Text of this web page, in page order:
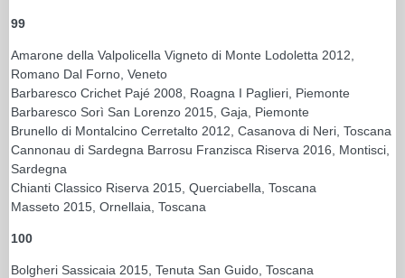
99
Amarone della Valpolicella Vigneto di Monte Lodoletta 2012,
Romano Dal Forno, Veneto
Barbaresco Crichet Pajé 2008, Roagna I Paglieri, Piemonte
Barbaresco Sorì San Lorenzo 2015, Gaja, Piemonte
Brunello di Montalcino Cerretalto 2012, Casanova di Neri, Toscana
Cannonau di Sardegna Barrosu Franzisca Riserva 2016, Montisci,
Sardegna
Chianti Classico Riserva 2015, Querciabella, Toscana
Masseto 2015, Ornellaia, Toscana
100
Bolgheri Sassicaia 2015, Tenuta San Guido, Toscana